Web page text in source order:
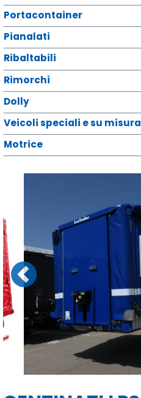
Portacontainer
Pianalati
Ribaltabili
Rimorchi
Dolly
Veicoli speciali e su misura
Motrice
Previous